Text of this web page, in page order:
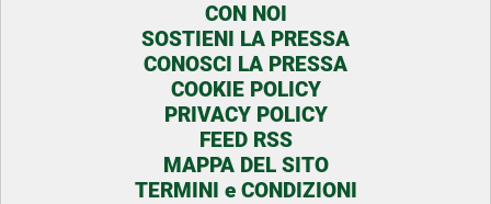
CON NOI
SOSTIENI LA PRESSA
CONOSCI LA PRESSA
COOKIE POLICY
PRIVACY POLICY
FEED RSS
MAPPA DEL SITO
TERMINI e CONDIZIONI